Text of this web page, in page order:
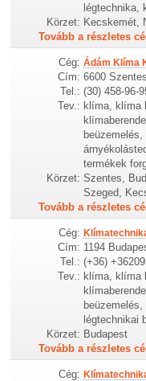
légtechnika,
Körzet: Kecskemét,
Tovább a részletes
Cég: Ádám Klíma
Cím: 6600
Tel.: (30) 458-96-
Tev.: klíma, klíma
beüzemelés,
termékek
Körzet: Szentes,
Szeged,
Tovább a részletes
Cég:
Cím: 1194
Tel.: (+36)
Tev.: klíma, klíma
légtechnikai
Körzet: Budapest
Tovább a részletes
Cég: